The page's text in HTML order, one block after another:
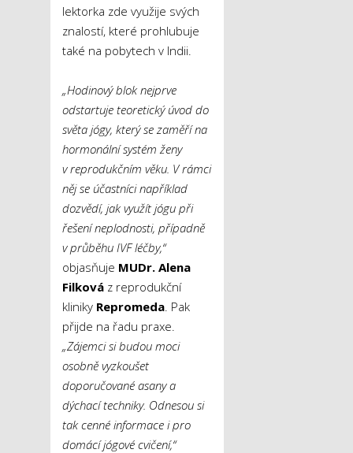
lektorka zde využije svých
znalostí, které prohlubuje
také na pobytech v Indii.
„Hodinový blok nejprve
odstartuje teoretický úvod do
světa jógy, který se zaměří na
hormonální systém ženy
v reprodukčním věku. V rámci
něj se účastníci například
dozvědí, jak využít jógu při
řešení neplodnosti, případně
v průběhu IVF léčby,“
objasňuje MUDr. Alena
Filková z reprodukční
kliniky Repromeda . Pak
přijde na řadu praxe.
„Zájemci si budou moci
osobně vyzkoušet
doporučované asany a
dýchací techniky. Odnesou si
tak cenné informace i pro
domácí jógové cvičení,“